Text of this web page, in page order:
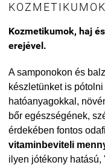
Kozmetikumok, haj
erejével.
A samponokon és
készletünket is
hatóanyagokkal,
bőr egészségének,
érdekében fontos
vitaminbeviteli
ilyen jótékony hatású,